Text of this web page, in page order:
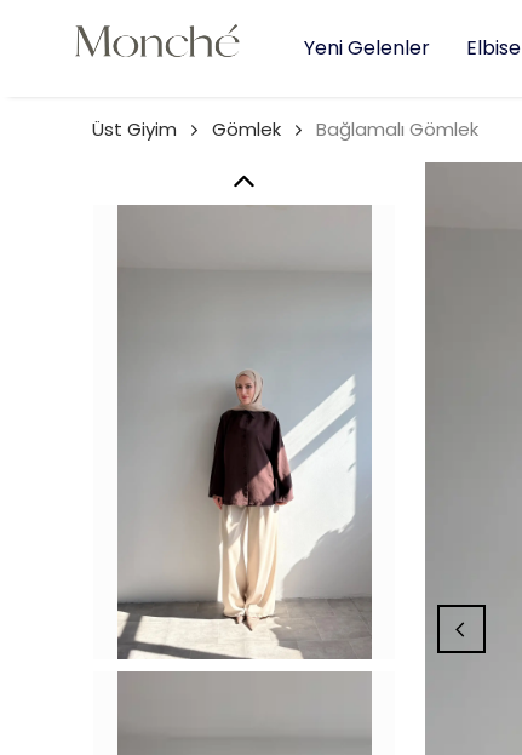
Yeni Gelenler Elbise
Üst Giyim Gömlek Bağlamalı Gömlek